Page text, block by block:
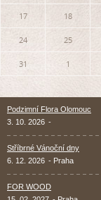
17 18
24 25
31 1
Podzimní Flora Olomouc
3. 10. 2026 -
Stříbrné Vánoční dny
6. 12. 2026 - Praha
FOR WOOD